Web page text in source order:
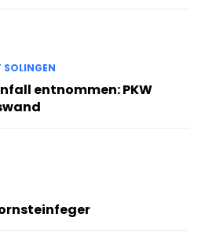
SOLINGEN
entnommen: PKW